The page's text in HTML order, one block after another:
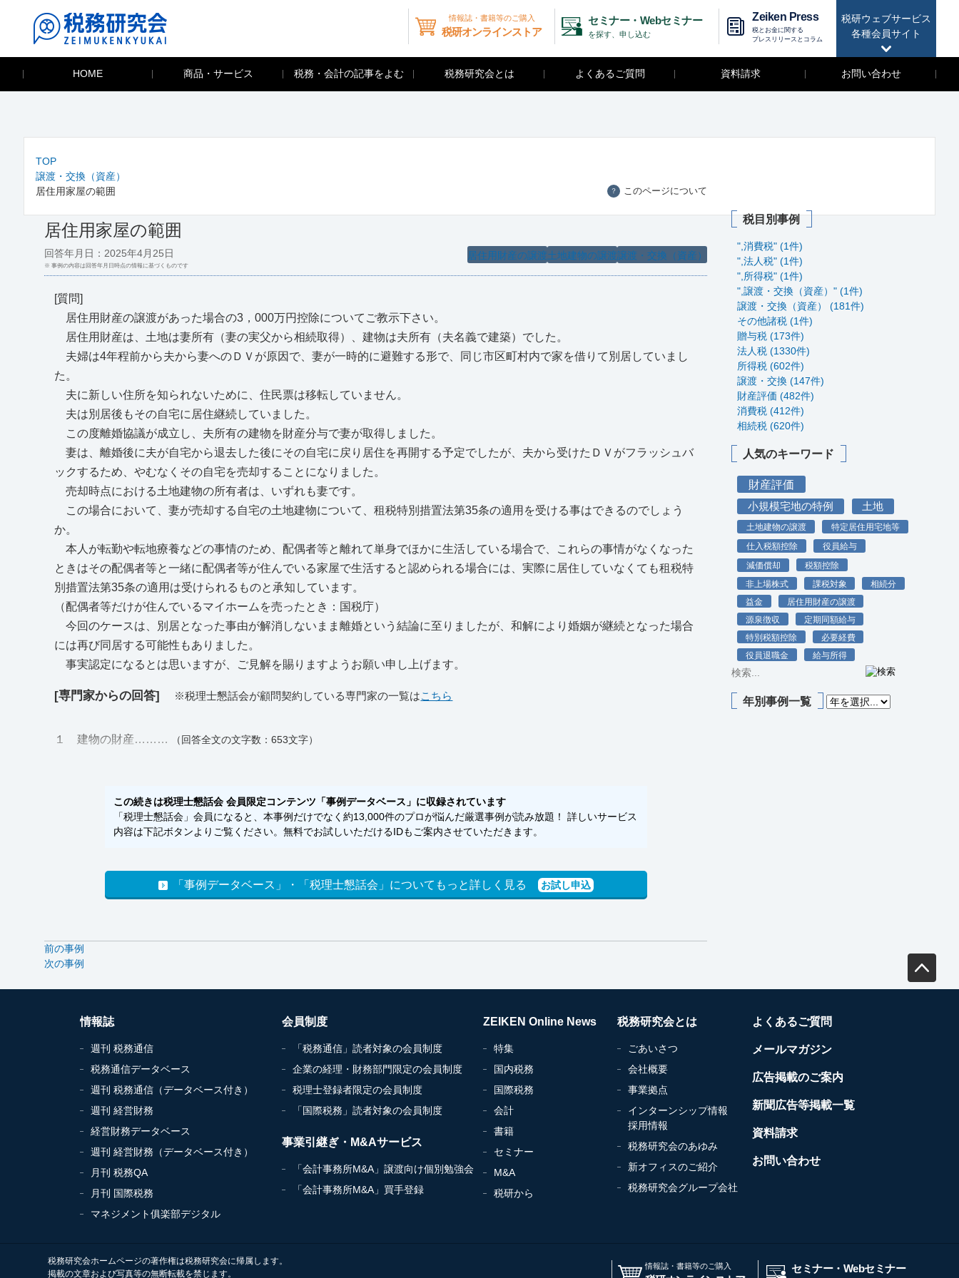
税研ウェブサービス
各種会員サイト
情報誌・書籍等のご購入
税研オンラインストア
セミナー・Webセミナー
を探す、申し込む
Zeiken Press
税とお金に関する
プレスリリースとコラム
HOME 商品・サービス 税務・会計の記事をよむ 税務研究会とは よくあるご質問 資料請求 お問い合わせ
TOP
譲渡・交換（資産）
居住用家屋の範囲
？ このページについて
居住用家屋の範囲
譲渡・交換（資産）
土地建物の譲渡
居住用財産の譲渡
回答年月日：2025年4月25日
※ 事例の内容は回答年月日時点の情報に基づくものです
[質問]
居住用財産の譲渡があった場合の3，000万円控除についてご教示下さい。
居住用財産は、土地は妻所有（妻の実父から相続取得）、建物は夫所有（夫名義で建築）でした。
夫婦は4年程前から夫から妻へのＤＶが原因で、妻が一時的に避難する形で、同じ市区町村内で家を借りて別居していまし
た。
夫に新しい住所を知られないために、住民票は移転していません。
夫は別居後もその自宅に居住継続していました。
この度離婚協議が成立し、夫所有の建物を財産分与で妻が取得しました。
妻は、離婚後に夫が自宅から退去した後にその自宅に戻り居住を再開する予定でしたが、夫から受けたＤＶがフラッシュバ
ックするため、やむなくその自宅を売却することになりました。
売却時点における土地建物の所有者は、いずれも妻です。
この場合において、妻が売却する自宅の土地建物について、租税特別措置法第35条の適用を受ける事はできるのでしょう
か。
本人が転勤や転地療養などの事情のため、配偶者等と離れて単身でほかに生活している場合で、これらの事情がなくなった
ときはその配偶者等と一緒に配偶者等が住んでいる家屋で生活すると認められる場合には、実際に居住していなくても租税特
別措置法第35条の適用は受けられるものと承知しています。
（配偶者等だけが住んでいるマイホームを売ったとき：国税庁）
今回のケースは、別居となった事由が解消しないまま離婚という結論に至りましたが、和解により婚姻が継続となった場合
には再び同居する可能性もありました。
事実認定になるとは思いますが、ご見解を賜りますようお願い申し上げます。
[専門家からの回答] ※税理士懇話会が顧問契約している専門家の一覧はこちら
１ 建物の財産……… （回答全文の文字数：653文字）
この続きは税理士懇話会 会員限定コンテンツ「事例データベース」に収録されています
「税理士懇話会」会員になると、本事例だけでなく約13,000件のプロが悩んだ厳選事例が読み放題！ 詳しいサービス
内容は下記ボタンよりご覧ください。無料でお試しいただけるIDもご案内させていただきます。
「事例データベース」・「税理士懇話会」についてもっと詳しく見る お試し申込
前の事例
次の事例
税目別事例
",消費税" (1件)
",法人税" (1件)
",所得税" (1件)
",譲渡・交換（資産）" (1件)
譲渡・交換（資産） (181件)
その他諸税 (1件)
贈与税 (173件)
法人税 (1330件)
所得税 (602件)
譲渡・交換 (147件)
財産評価 (482件)
消費税 (412件)
相続税 (620件)
人気のキーワード
財産評価
小規模宅地の特例 土地
土地建物の譲渡
特定居住用宅地等
仕入税額控除
役員給与
減価償却
税額控除
非上場株式
課税対象
相続分
益金
居住用財産の譲渡
源泉徴収
定期同額給与
特別税額控除
必要経費
役員退職金
給与所得
年別事例一覧
情報誌
週刊 税務通信
税務通信データベース
週刊 税務通信（データベース付き）
週刊 経営財務
経営財務データベース
週刊 経営財務（データベース付き）
月刊 税務QA
月刊 国際税務
マネジメント俱楽部デジタル
会員制度
「税務通信」読者対象の会員制度
企業の経理・財務部門限定の会員制度
税理士登録者限定の会員制度
「国際税務」読者対象の会員制度
事業引継ぎ・M&Aサービス
「会計事務所M&A」譲渡向け個別勉強会
「会計事務所M&A」買手登録
ZEIKEN Online News
特集
国内税務
国際税務
会計
書籍
セミナー
M&A
税研から
税務研究会とは
ごあいさつ
会社概要
事業拠点
インターンシップ情報
採用情報
税務研究会のあゆみ
新オフィスのご紹介
税務研究会グループ会社
よくあるご質問
メールマガジン
広告掲載のご案内
新聞広告等掲載一覧
資料請求
お問い合わせ
税務研究会ホームページの著作権は税務研究会に帰属します。
掲載の文章および写真等の無断転載を禁じます。
情報誌・書籍等のご購入 セミナー・Webセミナー